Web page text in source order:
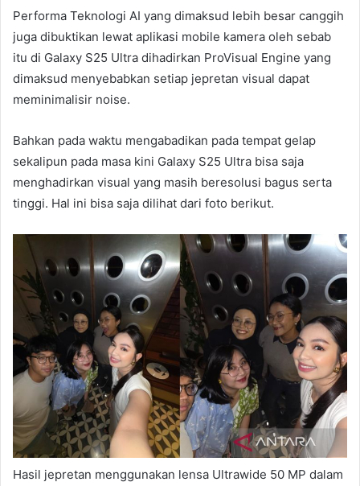
Performa Teknologi AI yang dimaksud lebih besar canggih
juga dibuktikan lewat aplikasi mobile kamera oleh sebab
itu di Galaxy S25 Ultra dihadirkan ProVisual Engine yang
dimaksud menyebabkan setiap jepretan visual dapat
meminimalisir noise.
Bahkan pada waktu mengabadikan pada tempat gelap
sekalipun pada masa kini Galaxy S25 Ultra bisa saja
menghadirkan visual yang masih beresolusi bagus serta
tinggi. Hal ini bisa saja dilihat dari foto berikut.
Hasil jepretan menggunakan lensa Ultrawide 50 MP dalam